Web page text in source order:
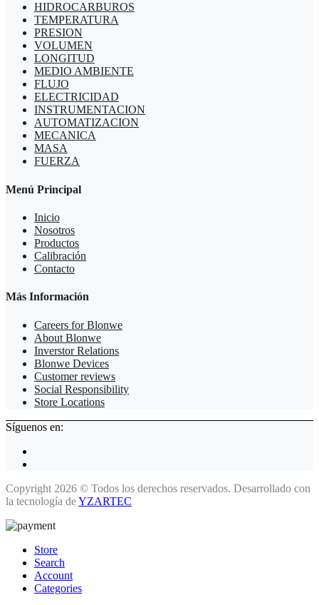
HIDROCARBUROS
TEMPERATURA
PRESION
VOLUMEN
LONGITUD
MEDIO AMBIENTE
FLUJO
ELECTRICIDAD
INSTRUMENTACION
AUTOMATIZACION
MECANICA
MASA
FUERZA
Menú Principal
Inicio
Nosotros
Productos
Calibración
Contacto
Más Información
Careers for Blonwe
About Blonwe
Inverstor Relations
Blonwe Devices
Customer reviews
Social Responsibility
Store Locations
Síguenos en:
Copyright 2026 © Todos los derechos reservados. Desarrollado con
la tecnología deYZARTEC
Store
Search
Account
Categories